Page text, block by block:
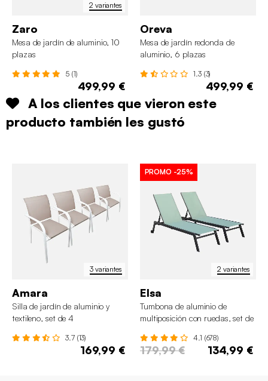
2 variantes
Zaro
Mesa de jardín de aluminio, 10
plazas
5 (1)
499,99 €
Oreva
Mesa de jardín redonda de
aluminio, 6 plazas
1.3 (3)
499,99 €
A los clientes que vieron este
producto también les gustó
3 variantes
Amara
Silla de jardín de aluminio y
textileno, set de 4
3.7 (13)
169,99 €
2 variantes
PROMO -25%
Elsa
Tumbona de aluminio de
multiposición con ruedas, set de
4.1 (678)
179,99 € 134,99 €